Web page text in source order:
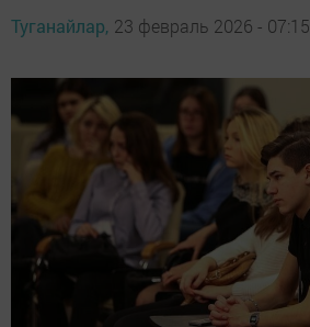
Туганайлар, 23 февраль 2026 - 07:15